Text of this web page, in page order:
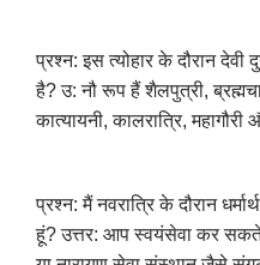
प्रश्न: इस त्योहार के दौरान देवी
है?उ: नौ रूप हैं शैलपुत्री,
कात्यायनी, कालरात्रि, महागौरी
प्रश्न: मैं नवरात्रि के दौरान
हूं?उत्तर: आप स्वयंसेवा कर